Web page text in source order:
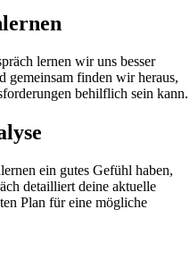
lernen wir uns besser
gemeinsam finden wir heraus,
behilflich sein kann.
ein gutes Gefühl haben,
detailliert deine aktuelle
Plan für eine mögliche